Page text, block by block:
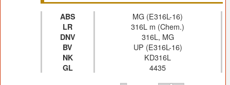
ABS MG (E316L-16)
LR 316L m (Chem.)
DNV 316L, MG
BV UP (E316L-16)
NK KD316L
GL 4435